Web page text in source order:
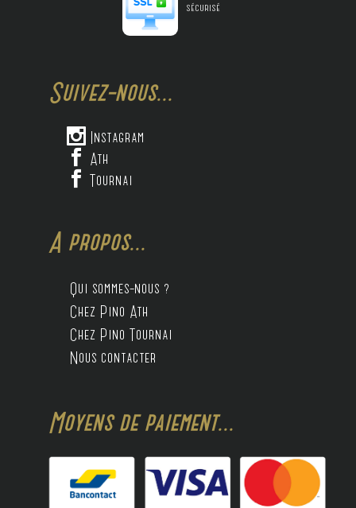
sécurisé
Suivez-nous...
 Instagram
 Ath
 Tournai
A propos...
Qui sommes-nous ?
Chez Pino Ath
Chez Pino Tournai
Nous contacter
Moyens de paiement...